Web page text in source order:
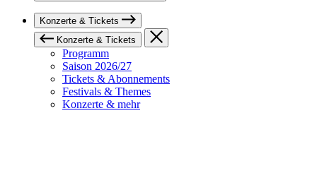
Konzerte & Tickets
Konzerte & Tickets
Programm
Saison 2026/27
Tickets & Abonnements
Festivals & Themes
Konzerte & mehr